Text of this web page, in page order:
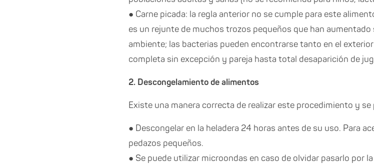
● Carne picada: la regla anterior no se cumple para este
es un rejunte de muchos trozos pequeños que han
ambiente; las bacterias pueden encontrarse tanto en el
completa sin excepción y pareja hasta total desaparición de
2. Descongelamiento de alimentos
Existe una manera correcta de realizar este procedimiento y
● Descongelar en la heladera 24 horas antes de su uso. Para
pedazos pequeños.
● Se puede utilizar microondas en caso de olvidar pasarlo por